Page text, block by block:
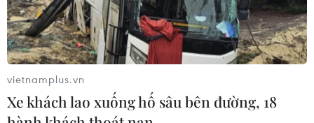
Thuế polysilicon: Doanh nghiệp Hàn
Quốc tại Mỹ có lợi thế
vietnamplus.vn
Xe khách lao xuống hố sâu bên đường, 18